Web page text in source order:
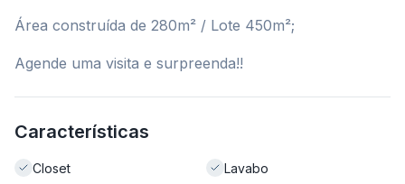
Área construída de 280m² / Lote 450m²;
Agende uma visita e surpreenda!!
Características
Closet
Lavabo